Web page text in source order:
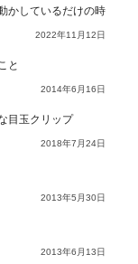
かしているだけの時
2022年11月12日
と
2014年6月16日
目玉クリップ
2018年7月24日
2013年5月30日
2013年6月13日